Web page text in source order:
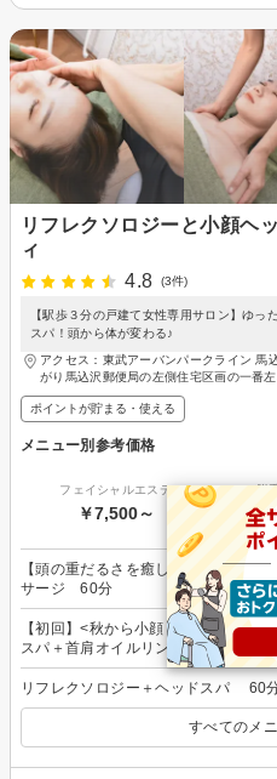
リフレクソロジーと小顔ヘ
ィ
4.8
(3件)
【駅歩３分の戸建て女性専用サロン】ゆっ
スパ！頭から体が変わる♪
アクセス：東武アーバンパークライン 馬
がり馬込沢郵便局の左側住宅区画の一番
ポイントが貯まる・使える
メニュー別参考価格
フェイシャルエステ
￥7,500～
脱
【頭の重だるさを癒して小顔】ヘッ
サージ 60分
【初回】<秋から小顔！＞シャープ
スパ＋首肩オイルリンパ 60分
リフレクソロジー＋ヘッドスパ 60
すべてのメ